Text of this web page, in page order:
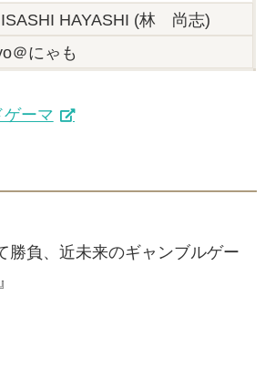
HAYASHI (林 尚志)
＠にゃも
ーマ
勝負、近未来のギャンブルゲー